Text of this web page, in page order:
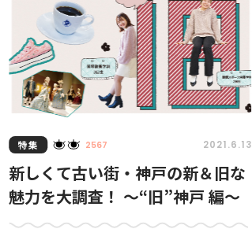
特集 2567 2021.6.13
新しくて古い街・神戸の新＆旧な
魅力を大調査！ 〜“旧”神戸 編〜